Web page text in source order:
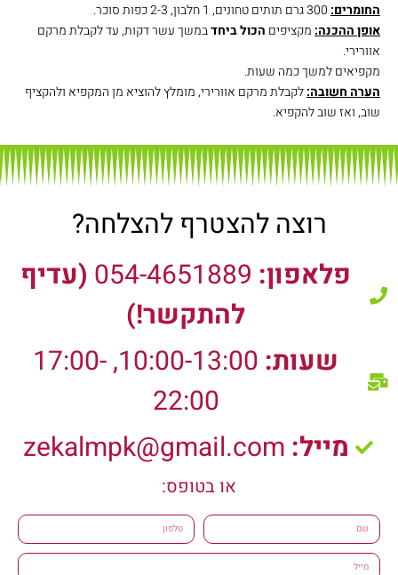
החומרים:
אופן ההכנה: מקציפים הכול ביחדבמשך עשר דקות, עד לקבלת מרקם
אוורירי.
מקפיאים למשך כמה שעות.
הערה חשובה:לקבלת מרקם אוורירי, מומלץ להוציא מן המקפיא ולהקציף
שוב, ואז שוב להקפיא.
רוצה להצטרף להצלחה?
פלאפון:
(עדיף
להתקשר!)
שעות:
10:00-13:00, 17:00-
22:00
מייל:
או בטופס:
שם טלפון
מייל